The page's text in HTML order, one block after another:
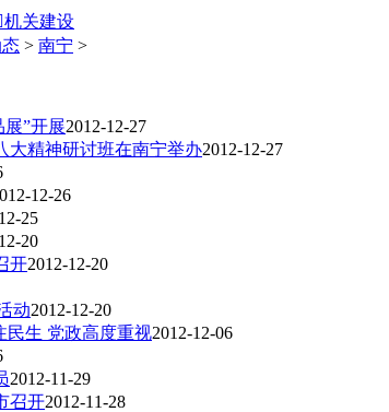
机关建设
> 南宁 >
”开展2012-12-27
大精神研讨班在南宁举办2012-12-27
12-26
25
20
开2012-12-20
动2012-12-20
生 党政高度重视2012-12-06
2012-11-29
召开2012-11-28